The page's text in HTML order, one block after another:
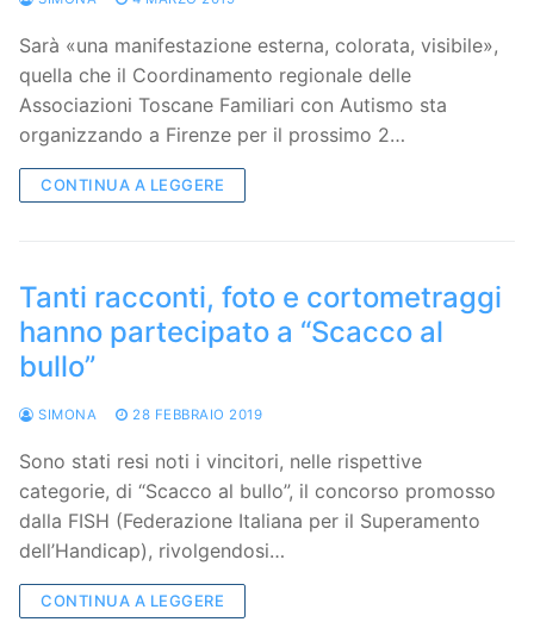
Sarà «una manifestazione esterna, colorata, visibile»,
quella che il Coordinamento regionale delle
Associazioni Toscane Familiari con Autismo sta
organizzando a Firenze per il prossimo 2…
CONTINUA A LEGGERE
Tanti racconti, foto e cortometraggi
hanno partecipato a “Scacco al
bullo”
SIMONA 28 FEBBRAIO 2019
Sono stati resi noti i vincitori, nelle rispettive
categorie, di “Scacco al bullo”, il concorso promosso
dalla FISH (Federazione Italiana per il Superamento
dell’Handicap), rivolgendosi…
CONTINUA A LEGGERE